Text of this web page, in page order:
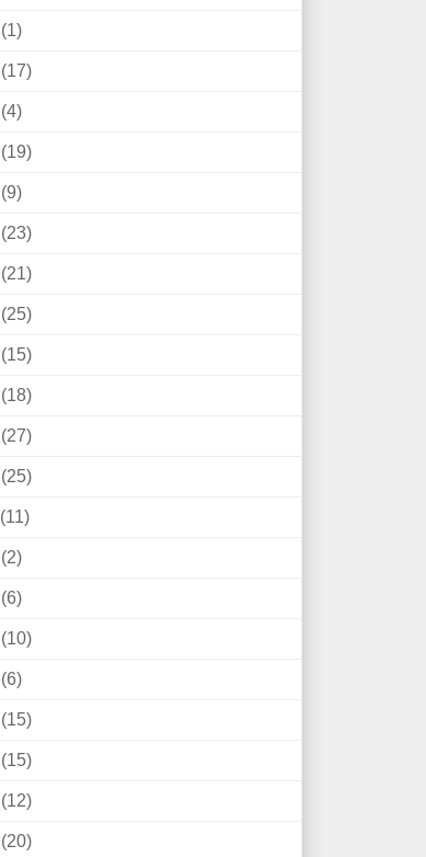
(1)
(17)
(4)
(19)
(9)
(23)
(21)
(25)
(15)
(18)
(27)
(25)
(11)
(2)
(6)
(10)
(6)
(15)
(15)
(12)
(20)